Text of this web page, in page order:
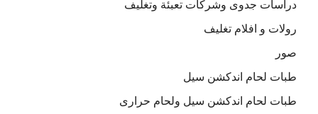
دراسات جدوى وشركات تعبئة وتغليف
رولات و افلام تغليف
صور
طبات لحام اندكشن سيل
طبات لحام اندكشن سيل ولحام حرارى